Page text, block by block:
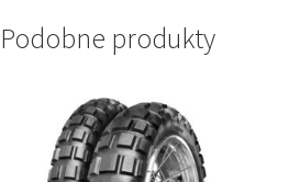
Podobne produkty